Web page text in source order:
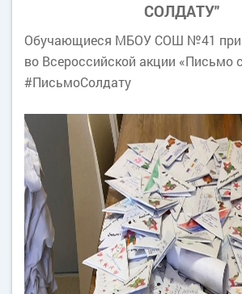
СОЛДАТУ"
Обучающиеся МБОУ СОШ №41
во Всероссийской акции «Письмо
#ПисьмоСолдату